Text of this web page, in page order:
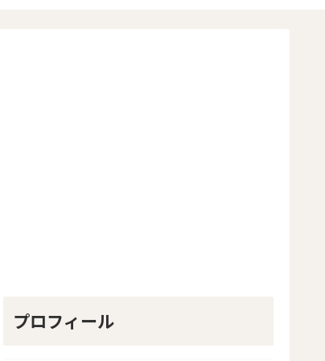
プロフィール